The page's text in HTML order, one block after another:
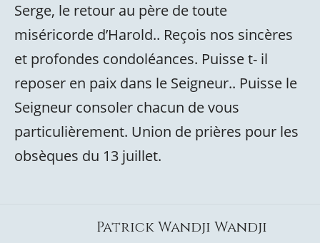
Serge, le retour au père de toute
miséricorde d’Harold.. Reçois nos sincères
et profondes condoléances. Puisse t- il
reposer en paix dans le Seigneur.. Puisse le
Seigneur consoler chacun de vous
particulièrement. Union de prières pour les
obsèques du 13 juillet.
Patrick Wandji Wandji